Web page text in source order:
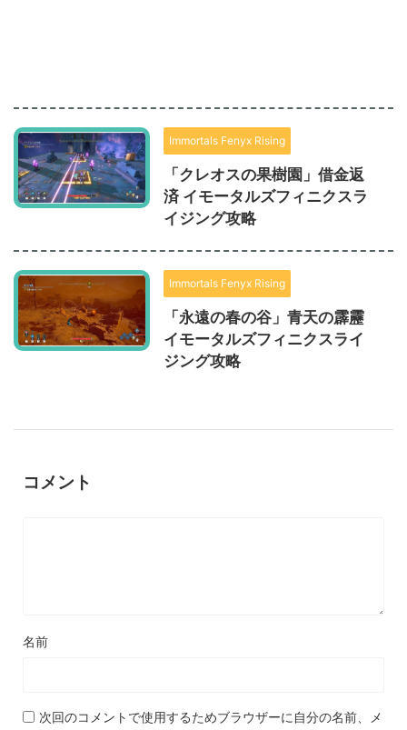
Immortals Fenyx Rising
「クレオスの果樹園」借金返
済 イモータルズフィニクスラ
イジング攻略
Immortals Fenyx Rising
「永遠の春の谷」青天の霹靂
イモータルズフィニクスライ
ジング攻略
コメント
名前
次回のコメントで使用するためブラウザーに自分の名前、メ